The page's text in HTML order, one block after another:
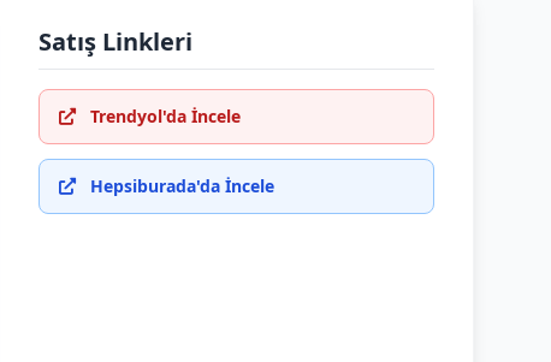
Satış Linkleri
Trendyol'da İncele
Hepsiburada'da İncele